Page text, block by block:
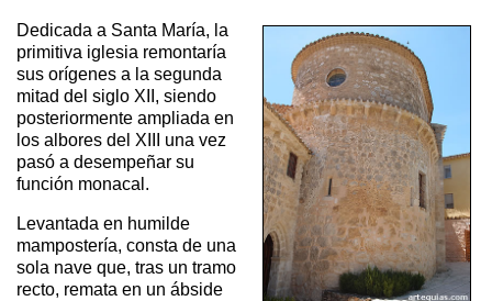
Dedicada a Santa María, la
primitiva iglesia remontaría
sus orígenes a la segunda
mitad del siglo XII, siendo
posteriormente ampliada en
los albores del XIII una vez
pasó a desempeñar su
función monacal.
Levantada en humilde
mampostería, consta de una
sola nave que, tras un tramo
recto, remata en un ábside